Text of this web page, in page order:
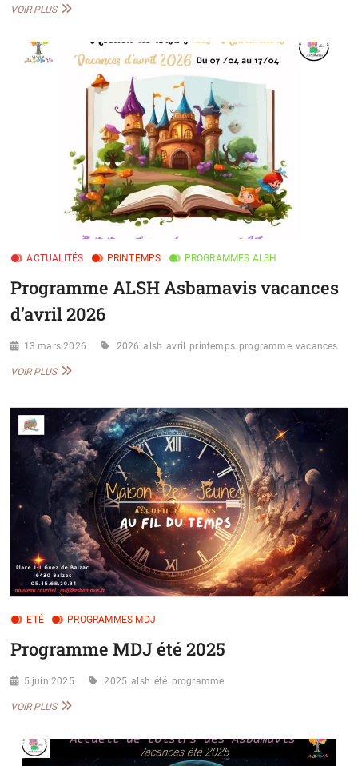
VOIR PLUSINSCRIPTIONS
ACTUALITÉS PRINTEMPS PROGRAMMES ALSH
Programme ALSH Asbamavis vacances
d’avril 2026
13 mars 2026 2026 alsh avril printemps programme vacances
VOIR PLUSPROGRAMME
VACANCES
D’AVRIL
2026
ETÉ PROGRAMMES MDJ
Programme MDJ été 2025
5 juin 2025 2025 alsh été programme
VOIR PLUSPROGRAMME